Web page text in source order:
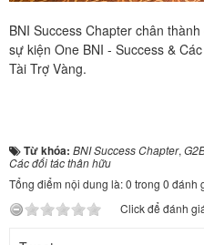
BNI Success Chapter chân
sự kiện One BNI - Success &
Tài Trợ Vàng.
Từ khóa: BNI Success Chapter,
Các đối tác thân hữu
Tổng điểm nội dung là: 0 trong 0 đánh
Click để đánh